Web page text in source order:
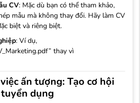
CV: Mặc dù bạn có thể tham khảo,
mẫu mà không thay đổi. Hãy làm CV
biệt và riêng biệt.
: Ví dụ,
thay vì
ấn tượng: Tạo cơ hội
dụng